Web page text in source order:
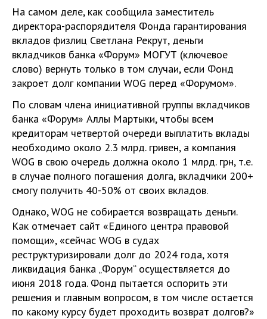
На самом деле, как сообщила заместитель
директора-распорядителя Фонда гарантирования
вкладов физлиц Светлана Рекрут, деньги
вкладчиков банка «Форум» МОГУТ (ключевое
слово) вернуть только в том случаи, если Фонд
закроет долг компании WOG перед «Форумом».
По словам члена инициативной группы вкладчиков
банка «Форум» Аллы Мартыки, чтобы всем
кредиторам четвертой очереди выплатить вклады
необходимо около 2.3 млрд. гривен, а компания
WOG в свою очередь должна около 1 млрд. грн, т.е.
в случае полного погашения долга, вкладчики 200+
смогу получить 40-50% от своих вкладов.
Однако, WOG не собирается возвращать деньги.
Как отмечает сайт «Единого центра правовой
помощи», «сейчас WOG в судах
реструктуризировали долг до 2024 года, хотя
ликвидация банка „Форум“ осуществляется до
июня 2018 года. Фонд пытается оспорить эти
решения и главным вопросом, в том числе остается
по какому курсу будет проходить возврат долгов?»